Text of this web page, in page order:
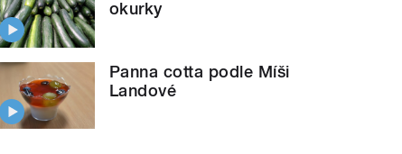
okurky
Panna cotta podle Míši
Landové